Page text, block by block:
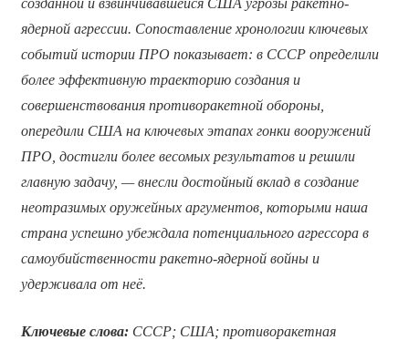
ядерной агрессии. Сопоставление хронологии ключевых
событий истории ПРО показывает: в СССР определили
более эффективную траекторию создания и
совершенствования противоракетной обороны,
опередили США на ключевых этапах гонки вооружений
ПРО, достигли более весомых результатов и решили
главную задачу, — внесли достойный вклад в создание
неотразимых оружейных аргументов, которыми наша
страна успешно убеждала потенциального агрессора в
самоубийственности ракетно-ядерной войны и
удерживала от неё.
Ключевые слова:СССР; США; противоракетная